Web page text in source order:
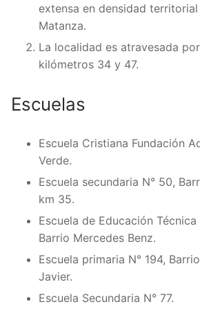
extensa en densidad
Matanza.
La localidad es atravesada
kilómetros 34 y 47.
Escuelas
Escuela Cristiana Fundación
Verde.
Escuela secundaria N° 50,
km 35.
Escuela de Educación
Barrio Mercedes Benz.
Escuela primaria N° 194,
Javier.
Escuela Secundaria N° 77.